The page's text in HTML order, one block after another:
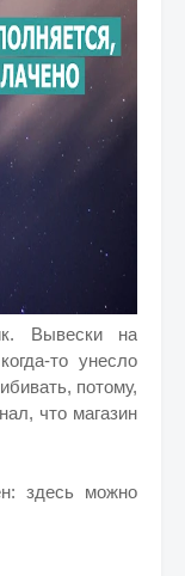
Вывески на
то унесло
потому,
что магазин
здесь можно